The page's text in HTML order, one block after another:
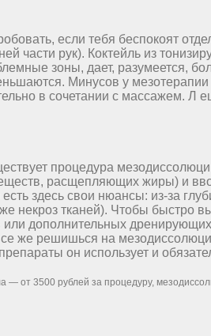
если тебя беспокоят
части рук). Коктейль из
зоны, дает, разумеется,
Минусов у
в сочетании с массажем. Л
процедура
расщепляющих жиры) и
здесь свои нюансы: из-за
некроз тканей). Чтобы быстро
или дополнительных
же решишься на
он использует и
— от 3500 рублей за процедуру,